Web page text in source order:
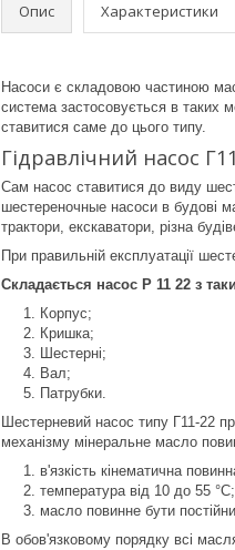
Опис Характеристики
Насоси є складовою частиною
система застосовується в таких
ставитися саме до цього типу.
Гідравлічний насос
Сам насос ставитися до виду
шестереночные насоси в будові
трактори, екскаватори, різна
При правильній експлуатації
Складається насос Р 11 22 з
Корпус;
Кришка;
Шестерні;
Вал;
Патрубки.
Шестерневий насос типу Г11-22
механізму мінеральне масло
в'язкість кінематична
температура від 10 до 55
масло повинне бути
В обов'язковому порядку всі